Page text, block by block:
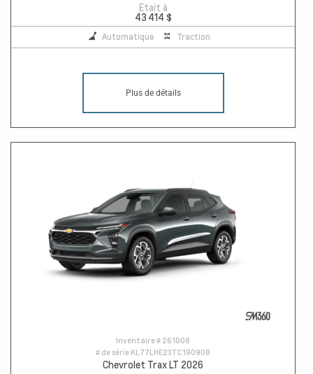
Etait à
43 414 $
Automatique Traction
Plus de détails
Inventaire # 261008
# de série KL77LHE23TC190908
Chevrolet Trax LT 2026